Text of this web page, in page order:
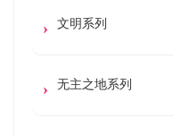
文明系列
无主之地系列